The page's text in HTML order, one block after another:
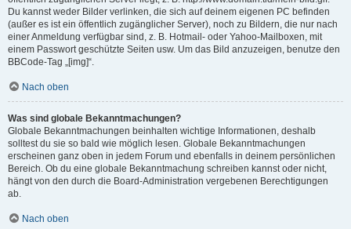
Du kannst weder Bilder verlinken, die sich auf deinem eigenen PC befinden
(außer es ist ein öffentlich zugänglicher Server), noch zu Bildern, die nur nach
einer Anmeldung verfügbar sind, z. B. Hotmail- oder Yahoo-Mailboxen, mit
einem Passwort geschützte Seiten usw. Um das Bild anzuzeigen, benutze den
BBCode-Tag „[img]“.
Nach oben
Was sind globale Bekanntmachungen?
Globale Bekanntmachungen beinhalten wichtige Informationen, deshalb
solltest du sie so bald wie möglich lesen. Globale Bekanntmachungen
erscheinen ganz oben in jedem Forum und ebenfalls in deinem persönlichen
Bereich. Ob du eine globale Bekanntmachung schreiben kannst oder nicht,
hängt von den durch die Board-Administration vergebenen Berechtigungen
ab.
Nach oben